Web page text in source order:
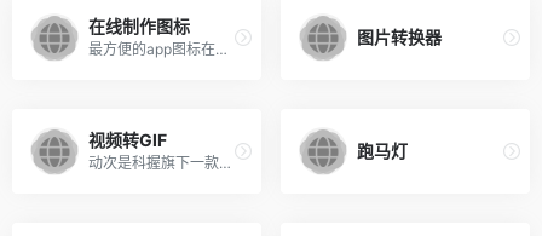
在线制作图标
最方便的app图标在线制作,可以制作iOS,Android,web,ico等等类型图标
图片转换器
视频转GIF
动次是科握旗下一款在线视频转GIF免费工具。它是为新媒体运营定制的动图制作软件，提供三种GIF尺寸选择，分别对应微信公众号贴图最佳尺寸、微博配图最佳大小和微信表情包制作。动次支持手机浏览器制作视频动图，生成适合微信、微博发布的GIF图片大小。您也可以用小视频制作表情包，并直接将GIF导出保存在手机。
跑马灯